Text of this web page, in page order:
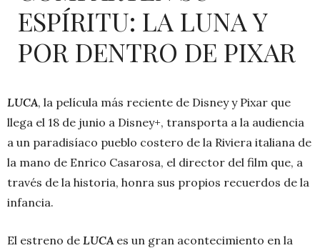
ESPÍRITU: LA LUNA Y
POR DENTRO DE PIXAR
LUCA, la película más reciente de Disney y Pixar que
llega el 18 de junio a Disney+, transporta a la audiencia
a un paradisíaco pueblo costero de la Riviera italiana de
la mano de Enrico Casarosa, el director del film que, a
través de la historia, honra sus propios recuerdos de la
infancia.
El estreno de LUCAes un gran acontecimiento en la